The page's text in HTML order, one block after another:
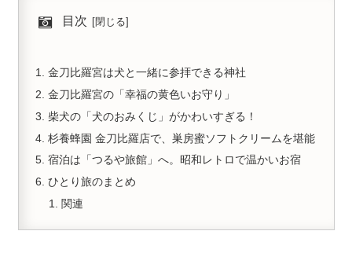
目次
金刀比羅宮は犬と一緒に参拝できる神社
金刀比羅宮の「幸福の黄色いお守り」
柴犬の「犬のおみくじ」がかわいすぎる！
杉養蜂園 金刀比羅店で、巣房蜜ソフトクリームを堪能
宿泊は「つるや旅館」へ。昭和レトロで温かいお宿
ひとり旅のまとめ
関連